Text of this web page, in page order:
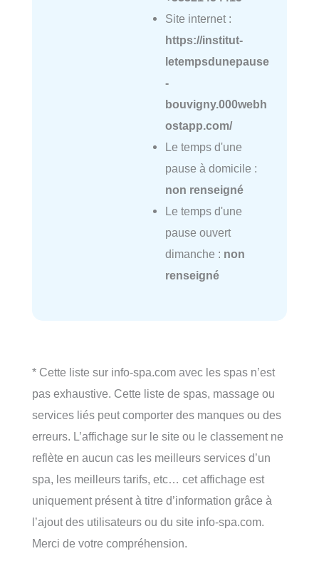
Site internet :
https://institut-
letempsdunepause
-
bouvigny.000webh
ostapp.com/
Le temps d'une
pause à domicile :
non renseigné
Le temps d'une
pause ouvert
dimanche : non
renseigné
* Cette liste sur info-spa.com avec les spas n’est
pas exhaustive. Cette liste de spas, massage ou
services liés peut comporter des manques ou des
erreurs. L’affichage sur le site ou le classement ne
reflète en aucun cas les meilleurs services d’un
spa, les meilleurs tarifs, etc… cet affichage est
uniquement présent à titre d’information grâce à
l’ajout des utilisateurs ou du site info-spa.com.
Merci de votre compréhension.